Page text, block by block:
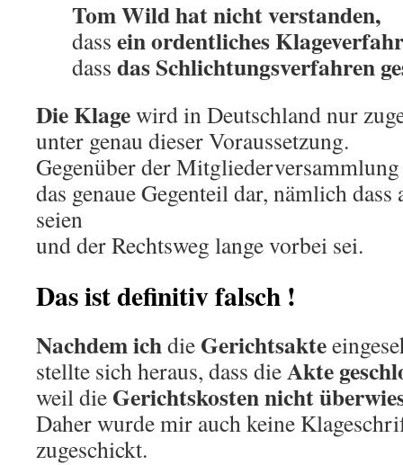
Tom Wild hat nicht verstanden,
dass ein ordentliches
dass das Schlichtungsverfahren
Die Klagewird in Deutschland nur
unter genau dieser Voraussetzung.
Gegenüber der
das genaue Gegenteil dar, nämlich
seien
und der Rechtsweg lange vorbei sei.
Das ist definitiv falsch !
Nachdem ichdie Gerichtsakte
stellte sich heraus, dass dieAkte
weil die Gerichtskosten nicht
Daher wurde mir auch keine
zugeschickt.